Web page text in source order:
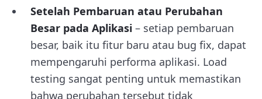
Setelah Pembaruan atau Perubahan
Besar pada Aplikasi – setiap pembaruan
besar, baik itu fitur baru atau bug fix, dapat
mempengaruhi performa aplikasi. Load
testing sangat penting untuk memastikan
bahwa perubahan tersebut tidak